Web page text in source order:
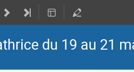
du 19 au 21